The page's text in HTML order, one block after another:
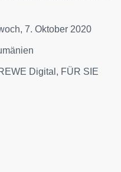
7. Oktober 2020
Digital, FÜR SIE